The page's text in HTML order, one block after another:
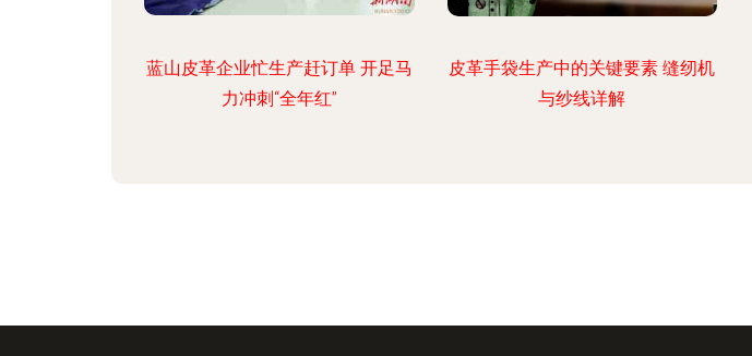
蓝山皮革企业忙生产赶订单 开足马
力冲刺“全年红”
皮革手袋生产中的关键要素 缝纫机
与纱线详解